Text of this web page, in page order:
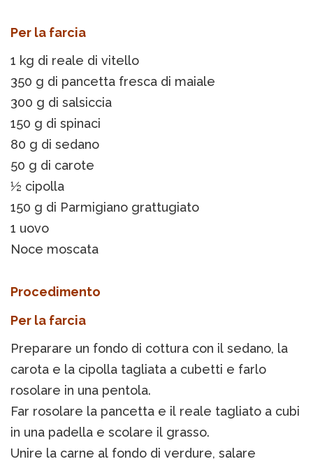
Per la farcia
1 kg di reale di vitello
350 g di pancetta fresca di maiale
300 g di salsiccia
150 g di spinaci
80 g di sedano
50 g di carote
½ cipolla
150 g di Parmigiano grattugiato
1 uovo
Noce moscata
Procedimento
Per la farcia
Preparare un fondo di cottura con il sedano, la
carota e la cipolla tagliata a cubetti e farlo
rosolare in una pentola.
Far rosolare la pancetta e il reale tagliato a cubi
in una padella e scolare il grasso.
Unire la carne al fondo di verdure, salare